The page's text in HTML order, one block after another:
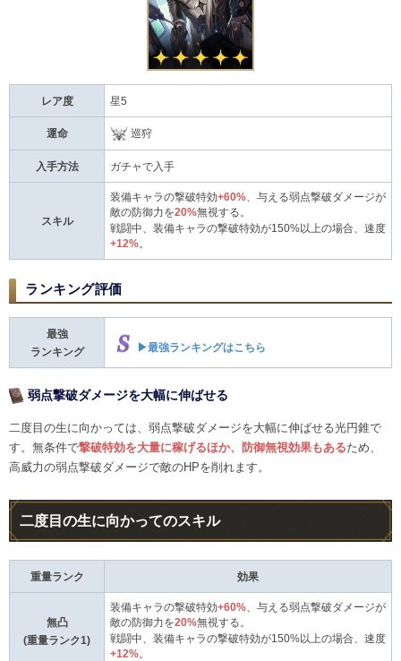
レア度 星5
運命 巡狩
入手方法 ガチャで入手
スキル
装備キャラの撃破特効+60% 、与える弱点撃破ダメージが
敵の防御力を20%無視する。
戦闘中、装備キャラの撃破特効が150%以上の場合、速度
+12%。
ランキング評価
最強
ランキング
▶最強ランキングはこちら
弱点撃破ダメージを大幅に伸ばせる
二度目の生に向かっては、弱点撃破ダメージを大幅に伸ばせる光円錐で
す。無条件で撃破特効を大量に稼げるほか、防御無視効果もあるため、
高威力の弱点撃破ダメージで敵のHPを削れます。
二度目の生に向かってのスキル
重量ランク 効果
無凸
(重量ランク1)
装備キャラの撃破特効+60% 、与える弱点撃破ダメージが
敵の防御力を20%無視する。
戦闘中、装備キャラの撃破特効が150%以上の場合、速度
+12%。